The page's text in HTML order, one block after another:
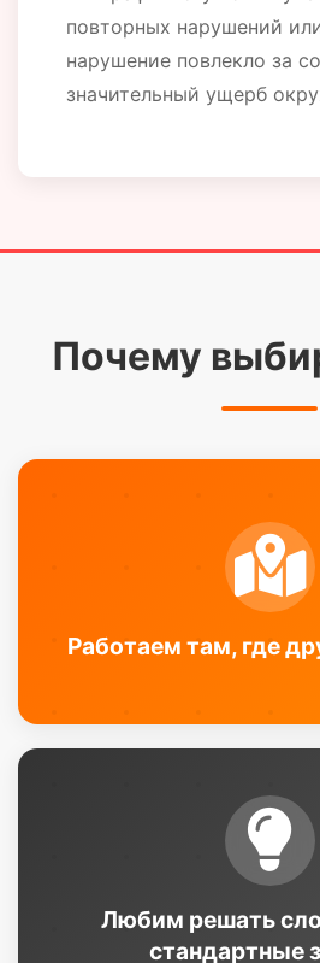
повторных нарушений
нарушение повлекло за
значительный ущерб
Почему
Работаем там, где
Любим решать
стандартные